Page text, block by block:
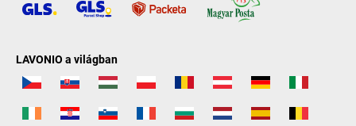
LAVONIO a világban